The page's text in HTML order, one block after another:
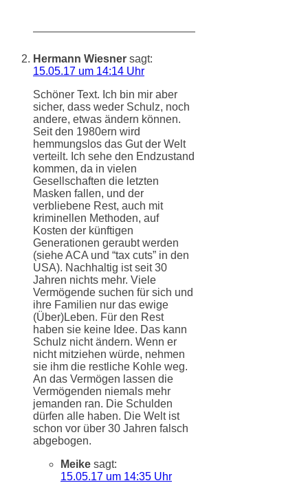
Hermann Wiesner sagt:
15.05.17 um 14:14 Uhr
Schöner Text. Ich bin mir aber
sicher, dass weder Schulz, noch
andere, etwas ändern können.
Seit den 1980ern wird
hemmungslos das Gut der Welt
verteilt. Ich sehe den Endzustand
kommen, da in vielen
Gesellschaften die letzten
Masken fallen, und der
verbliebene Rest, auch mit
kriminellen Methoden, auf
Kosten der künftigen
Generationen geraubt werden
(siehe ACA und “tax cuts” in den
USA). Nachhaltig ist seit 30
Jahren nichts mehr. Viele
Vermögende suchen für sich und
ihre Familien nur das ewige
(Über)Leben. Für den Rest
haben sie keine Idee. Das kann
Schulz nicht ändern. Wenn er
nicht mitziehen würde, nehmen
sie ihm die restliche Kohle weg.
An das Vermögen lassen die
Vermögenden niemals mehr
jemanden ran. Die Schulden
dürfen alle haben. Die Welt ist
schon vor über 30 Jahren falsch
abgebogen.
Meike sagt:
15.05.17 um 14:35 Uhr